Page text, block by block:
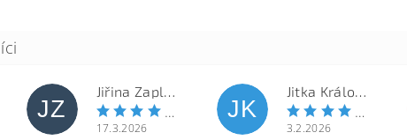
JZ
17.3.2026
JK
3.2.2026